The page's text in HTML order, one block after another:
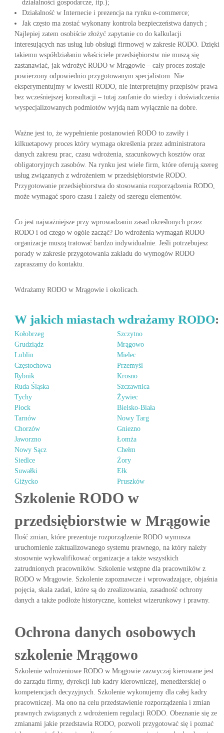
działalności gospodarcze, itp.);
Działalność w Internecie i prezencja na rynku e-commerce;
Jak często ma zostać wykonany kontrola bezpieczeństwa danych ;
Najlepiej zatem osobiście złożyć zapytanie co do kalkulacji
interesujących nas usług lub obsługi firmowej w zakresie RODO. Dzięki
takiemu współdziałaniu właściciele przedsiębiorstw nie muszą się
zastanawiać, jak wdrożyć RODO w Mrągowie – cały proces zostaje
powierzony odpowiednio przygotowanym specjalistom. Nie
eksperymentujmy w kwestii RODO, nie interpretujmy przepisów prawa
bez wcześniejszej konsultacji – tutaj zaufanie do wiedzy i doświadczenia
wyspecjalizowanych podmiotów wyjdą nam wyłącznie na dobre.
Ważne jest to, że wypełnienie postanowień RODO to zawiły i
kilkuetapowy proces który wymaga określenia przez administratora
danych zakresu prac, czasu wdrożenia, szacunkowych kosztów oraz
obligatoryjnych zasobów. Na rynku jest wiele firm, które oferują szereg
usług związanych z wdrożeniem w przedsiębiorstwie RODO.
Przygotowanie przedsiębiorstwa do stosowania rozporządzenia RODO,
może wymagać sporo czasu i zależy od szeregu elementów.
Co jest najważniejsze przy wprowadzaniu zasad określonych przez
RODO i od czego w ogóle zacząć? Do wdrożenia wymagań RODO
organizacje muszą tratować bardzo indywidualnie. Jeśli potrzebujesz
porady w zakresie przygotowania zakładu do wymogów RODO
zapraszamy do kontaktu.
Wdrażamy RODO w Mrągowie i okolicach.
W jakich miastach wdrażamy RODO:
Kołobrzeg
Grudziądz
Lublin
Częstochowa
Rybnik
Ruda Śląska
Tychy
Płock
Tarnów
Chorzów
Jaworzno
Nowy Sącz
Siedlce
Suwałki
Giżycko
Szczytno
Mrągowo
Mielec
Przemyśl
Krosno
Szczawnica
Żywiec
Bielsko-Biała
Nowy Targ
Gniezno
Łomża
Chełm
Żory
Ełk
Pruszków
Szkolenie RODO w
przedsiębiorstwie w Mrągowie
Ilość zmian, które prezentuje rozporządzenie RODO wymusza
uruchomienie zaktualizowanego systemu prawnego, na który należy
stosownie wykwalifikować organizacje a także wszystkich
zatrudnionych pracowników. Szkolenie wstępne dla pracowników z
RODO w Mrągowie. Szkolenie zapoznawcze i wprowadzające, objaśnia
pojęcia, skala zadań, które są do zrealizowania, zasadność ochrony
danych a także podłoże historyczne, kontekst wizerunkowy i prawny.
Ochrona danych osobowych
szkolenie Mrągowo
Szkolenie wdrożeniowe RODO w Mrągowie zazwyczaj kierowane jest
do zarządu firmy, dyrekcji lub kadry kierowniczej, menedżerskiej o
kompetencjach decyzyjnych. Szkolenie wykonujemy dla całej kadry
pracowniczej. Ma ono na celu przedstawienie rozporządzenia i zmian
prawnych związanych z wdrożeniem regulacji RODO. Obeznanie się ze
zmianami jakie przedstawia RODO, pozwoli przygotować się i poznać